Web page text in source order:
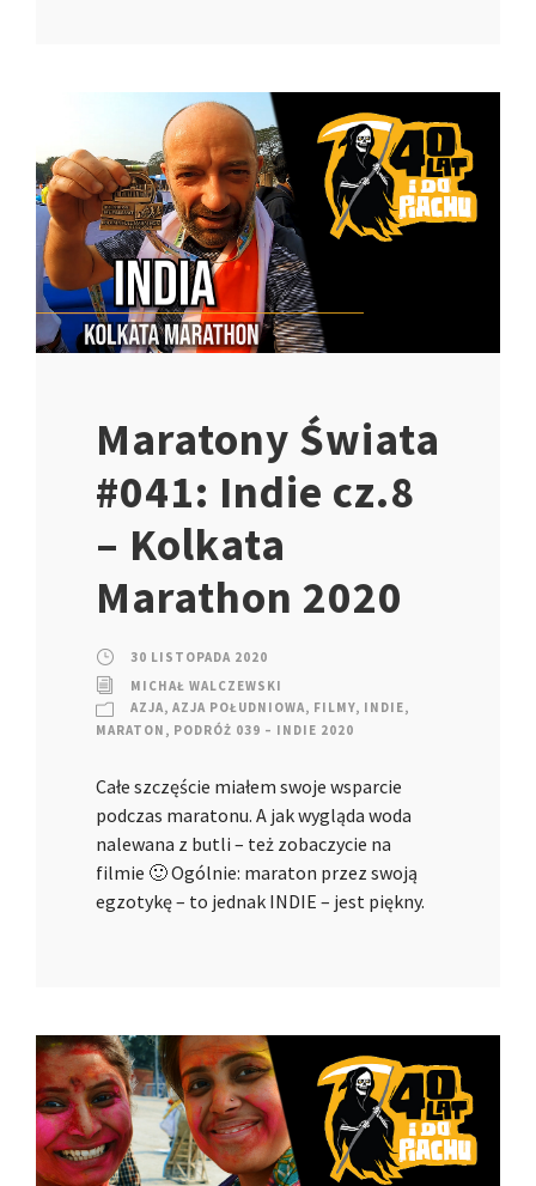
Maratony Świata
#041: Indie cz.8
– Kolkata
Marathon 2020
30 LISTOPADA 2020
MICHAŁ WALCZEWSKI
AZJA, AZJA POŁUDNIOWA, FILMY, INDIE,
MARATON , PODRÓŻ 039 – INDIE 2020
Całe szczęście miałem swoje wsparcie
podczas maratonu. A jak wygląda woda
nalewana z butli – też zobaczycie na
filmie 🙂 Ogólnie: maraton przez swoją
egzotykę – to jednak INDIE – jest piękny.